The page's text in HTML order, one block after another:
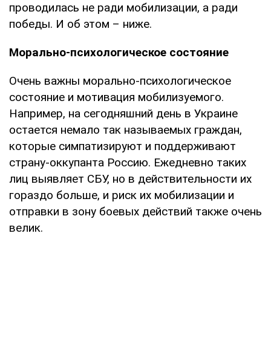
проводилась не ради мобилизации, а ради
победы. И об этом – ниже.
Морально-психологическое состояние
Очень важны морально-психологическое
состояние и мотивация мобилизуемого.
Например, на сегодняшний день в Украине
остается немало так называемых граждан,
которые симпатизируют и поддерживают
страну-оккупанта Россию. Ежедневно таких
лиц выявляет СБУ, но в действительности их
гораздо больше, и риск их мобилизации и
отправки в зону боевых действий также очень
велик.